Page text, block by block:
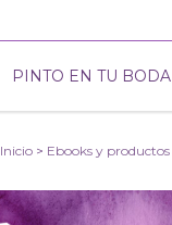
PINTO EN TU BODA
Inicio > Ebooks y